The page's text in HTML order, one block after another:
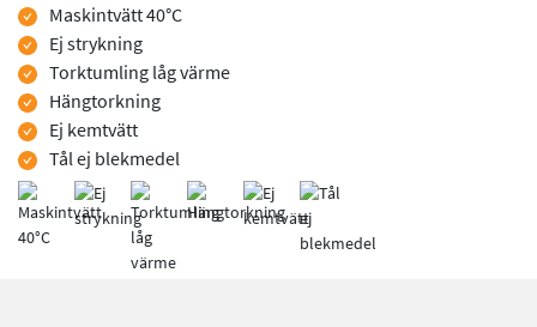
Maskintvätt 40°C
Ej strykning
Torktumling låg värme
Hängtorkning
Ej kemtvätt
Tål ej blekmedel